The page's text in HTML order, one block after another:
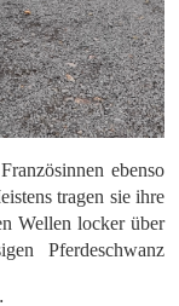
ebenso
tragen sie ihre
Wellen locker über
Pferdeschwanz